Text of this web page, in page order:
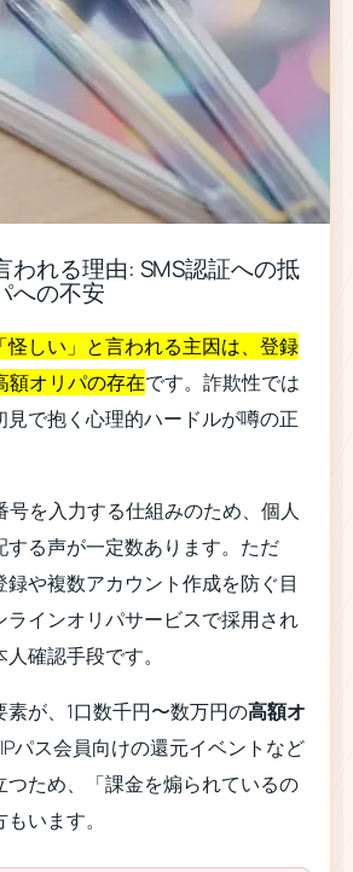
われる理由: SMS認証への抵
への不安
「怪しい」と言われる主因は、登録
額オリパの存在です。詐欺性では
見で抱く心理的ハードルが噂の正
号を入力する仕組みのため、個人
する声が一定数あります。ただ
録や複数アカウント作成を防ぐ目
ラインオリパサービスで採用され
確認手段です。
素が、1口数千円〜数万円の高額オ
パス会員向けの還元イベントなど
つため、「課金を煽られているの
います。